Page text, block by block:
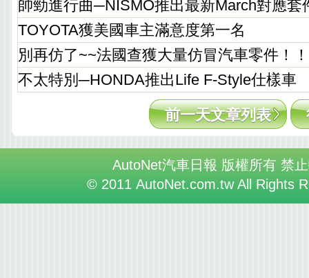
帥勁進行曲─NISMO推出最新March對應套
TOYOTA獲美國車主滿意度第一名
別再仿了~~法國查獲大量仿冒汽車零件！！
不太特別─HONDA推出Life F-Style仕樣車
前一天文章列表
AutoNet汽車日報 版權所有 禁
© 2011 AutoNet.com.tw All Rights